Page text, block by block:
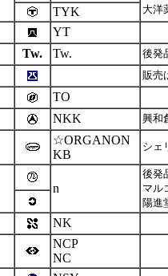
大洋
TYK
YT
Tw. Tw. 後発
販売
TO
NKK 興和
☆ORGANON
KB
シェ
n
後発
マル
陽進
NK
NCP
NC